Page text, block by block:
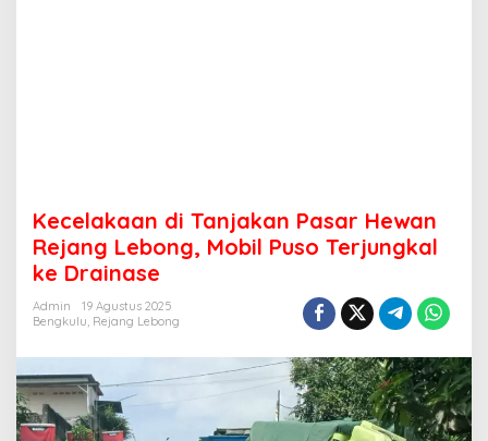
Kecelakaan di Tanjakan Pasar Hewan
Rejang Lebong, Mobil Puso Terjungkal
ke Drainase
Admin
19 Agustus 2025
Bengkulu, Rejang Lebong